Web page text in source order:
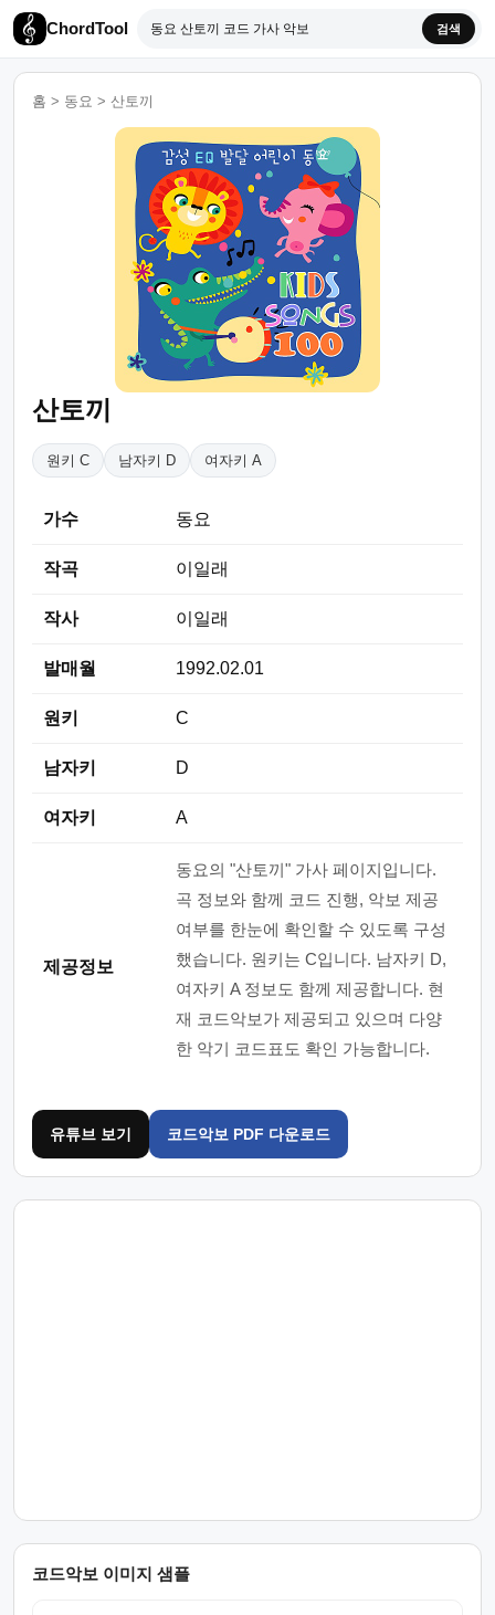
ChordTool 검색
홈 > 동요 > 산토끼
산토끼
원키 C 남자키 D 여자키 A
가수 동요
작곡 이일래
작사 이일래
발매월 1992.02.01
원키 C
남자키 D
여자키 A
제공정보
동요의 "산토끼" 가사 페이지입니다.
곡 정보와 함께 코드 진행, 악보 제공
여부를 한눈에 확인할 수 있도록 구성
했습니다. 원키는 C입니다. 남자키 D,
여자키 A 정보도 함께 제공합니다. 현
재 코드악보가 제공되고 있으며 다양
한 악기 코드표도 확인 가능합니다.
유튜브 보기 코드악보 PDF 다운로드
코드악보 이미지 샘플